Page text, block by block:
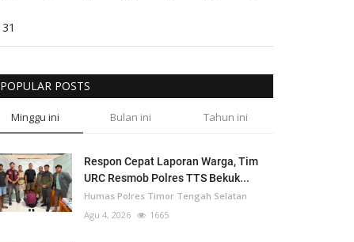
31
POPULAR POSTS
Minggu ini Bulan ini Tahun ini
Respon Cepat Laporan Warga, Tim
URC Resmob Polres TTS Bekuk...
Humas Polres Timor Tengah Selatan
Agu 4, 2026
1665